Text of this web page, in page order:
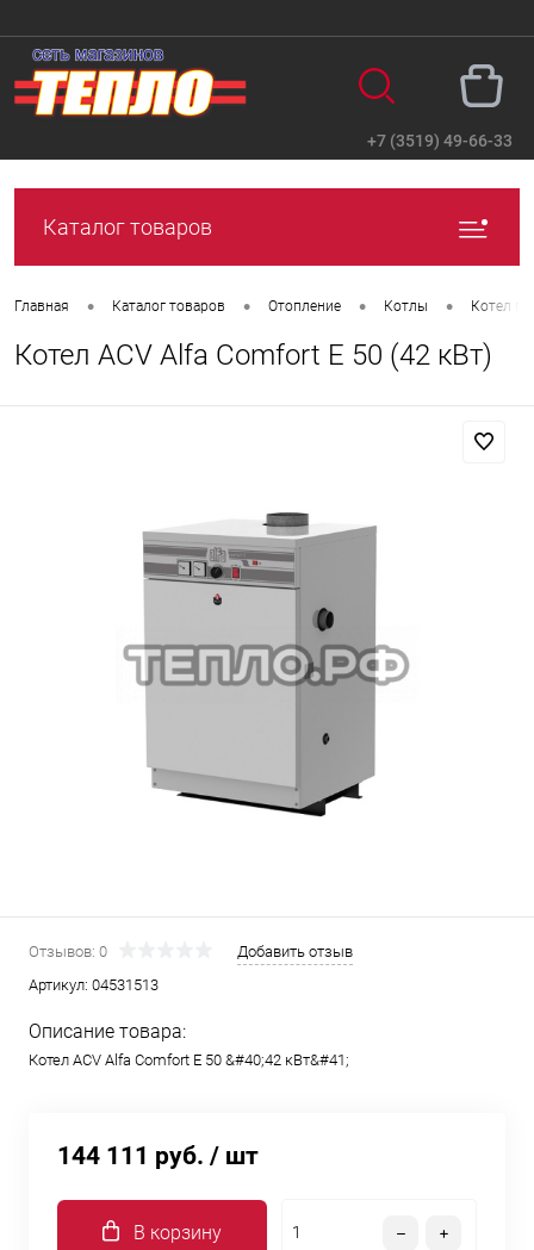
+7 (3519) 49-66-33
Каталог товаров
Главная • Каталог товаров • Отопление • Котлы • Котел
Котел ACV Alfa Comfort E 50 (42 кВт)
Отзывов: 0
Добавить отзыв
Артикул: 04531513
Описание товара:
Котел ACV Alfa Comfort E 50 &#40;42 кВт&#41;
144 111 руб. / шт
В корзину